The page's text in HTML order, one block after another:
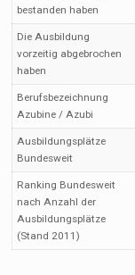
bestanden haben
Die Ausbildung
vorzeitig abgebrochen
haben
Berufsbezeichnung
Azubine / Azubi
Ausbildungsplätze
Bundesweit
Ranking Bundesweit
nach Anzahl der
Ausbildungsplätze
(Stand 2011)